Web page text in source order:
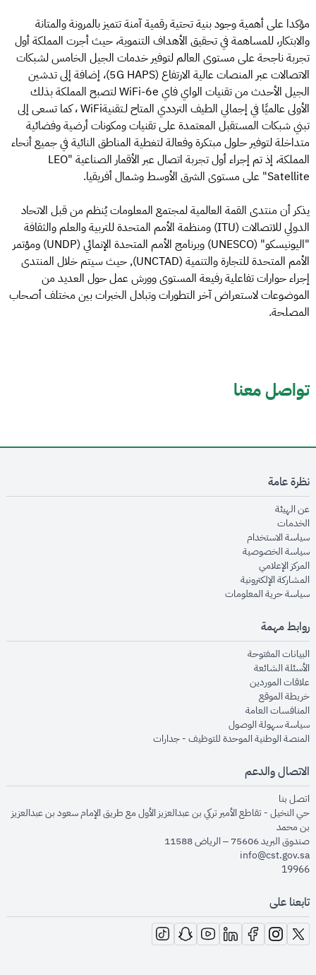
مؤكدا على أهمية وجود بنية تحتية رقمية آمنة تتميز بالمرونة والمتانة
والابتكار، للمساهمة في تحقيق الأهداف التنموية، حيث أجرت المملكة أول
تجربة ناجحة على مستوى العالم لتوفير خدمات الجيل الخامس لشبكات
الاتصالات عبر المنصات عالية الارتفاع (5G HAPS)، إضافة إلى تدشين
الجيل الأحدث من تقنيات الواي فاي WiFi-6e لتصبح المملكة بذلك
الأولى عالميًا في إجمالي الطيف الترددي المتاح لـتقنيةWiFi ، كما تسعى إلى
تبني شبكات المستقبل المعتمدة على تقنيات ومكونات أرضية وفضائية
متداخلة لتوفير حلول مبتكرة وفعالة لتغطية المناطق النائية في جميع أنحاء
المملكة، إذ تم إجراء أول تجربة اتصال عبر الأقمار الصناعية "LEO
Satellite" على مستوى الشرق الأوسط وشمال أفريقيا.
يذكر أن منتدى القمة العالمية لمجتمع المعلومات يُنظم من قبل الاتحاد
الدولي للاتصالات (ITU) ومنظمة الأمم المتحدة للتربية والعلم والثقافة
"اليونيسكو" (UNESCO) وبرنامج الأمم المتحدة الإنمائي (UNDP) ومؤتمر
الأمم المتحدة للتجارة والتنمية (UNCTAD), حيث سيتم خلال المنتدى
إجراء حوارات تفاعلية رفيعة المستوى وورش عمل حول العديد من
الموضوعات لاستعراض آخر التطورات وتبادل الخبرات بين مختلف أصحاب
المصلحة.
تواصل معنا
نظرة عامة
عن الهيئةopens in new window
الخدماتopens in new window
سياسة الاستخدام
سياسة الخصوصيةopens in new window
المركز الإعلاميopens in new window
المشاركة الإلكترونيةopens in new window
سياسة حرية المعلوماتopens in new window
روابط مهمة
البيانات المفتوحةopens in new window
الأسئلة الشائعةopens in new window
علاقات الموردينopens in new window
خريطة الموقعopens in new window
المنافسات العامةopens in new window
سياسة سهولة الوصولopens in new window
المنصة الوطنية الموحدة للتوظيف - جداراتopens in new window
الاتصال والدعم
اتصل بنا
حي النخيل - تقاطع الأمير تركي بن عبدالعزيز الأول مع طريق الإمام سعود بن عبدالعزيز
بن محمد
صندوق البريد 75606 – الرياض 11588
info@cst.gov.sa
19966
تابعنا على
opens in new window
opens in new window
opens in new window
opens in new window
opens in new window
opens in new window
opens in new window